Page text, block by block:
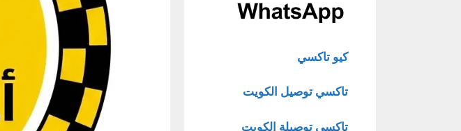
كيو تاكسي
تاكسي توصيل الكويت
تاكسي توصيلة الكويت